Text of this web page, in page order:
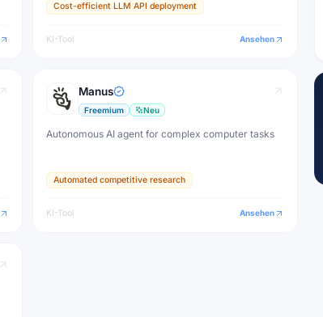
Cost-efficient LLM API deployment
KI-Tool Ansehen
Manus
Freemium Neu
Autonomous AI agent for complex computer tasks
Automated competitive research
KI-Tool Ansehen